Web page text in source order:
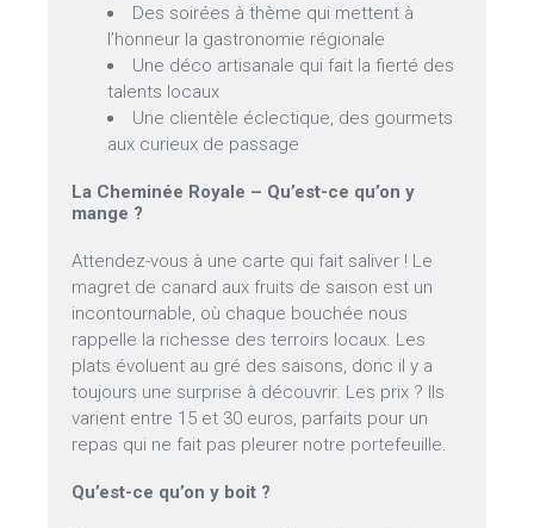
Des soirées à thème qui mettent à
l’honneur la gastronomie régionale
Une déco artisanale qui fait la fierté des
talents locaux
Une clientèle éclectique, des gourmets
aux curieux de passage
La Cheminée Royale – Qu’est-ce qu’on y
mange ?
Attendez-vous à une carte qui fait saliver ! Le
magret de canard aux fruits de saison est un
incontournable, où chaque bouchée nous
rappelle la richesse des terroirs locaux. Les
plats évoluent au gré des saisons, donc il y a
toujours une surprise à découvrir. Les prix ? Ils
varient entre 15 et 30 euros, parfaits pour un
repas qui ne fait pas pleurer notre portefeuille.
Qu’est-ce qu’on y boit ?